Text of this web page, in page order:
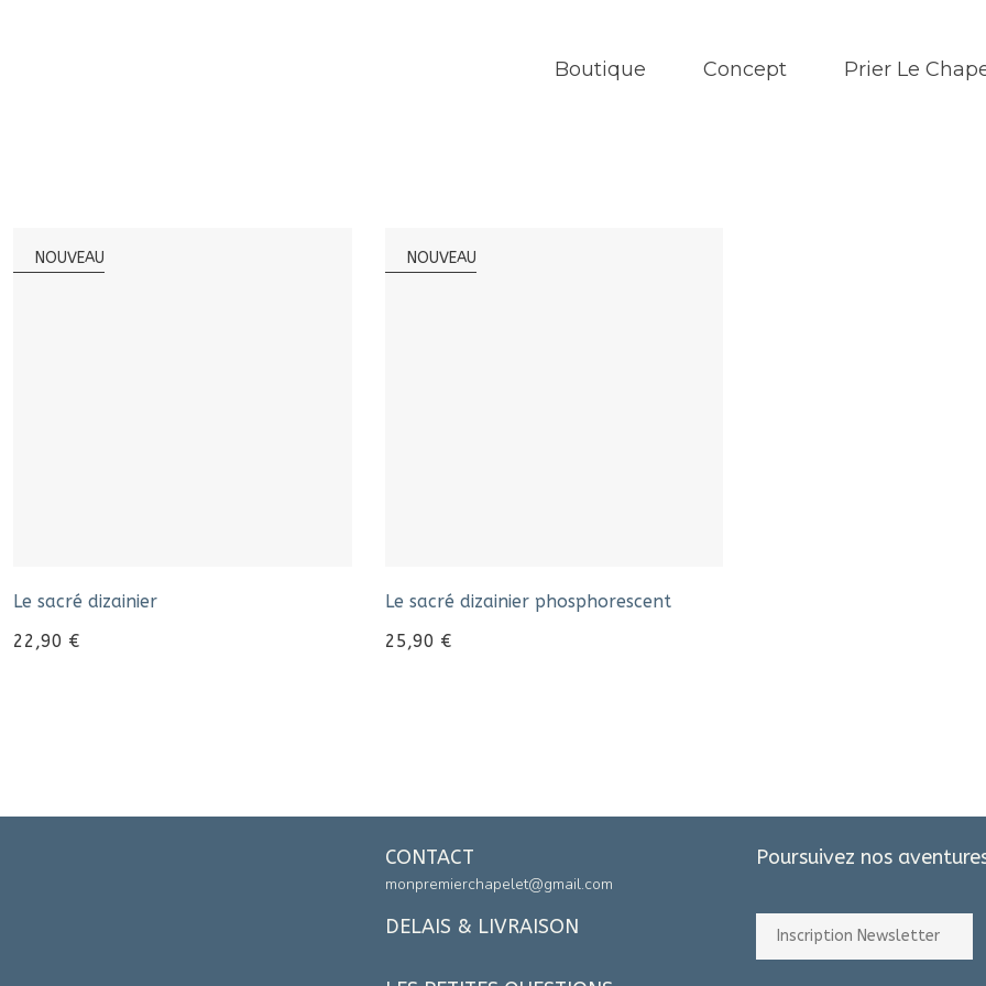
Boutique Concept Prier Le
NOUVEAU
Le sacré dizainier
22,90 €
NOUVEAU
Le sacré dizainier phosphorescent
25,90 €
CONTACT
monpremierchapelet@gmail.com
DELAIS & LIVRAISON
Poursuivez nos